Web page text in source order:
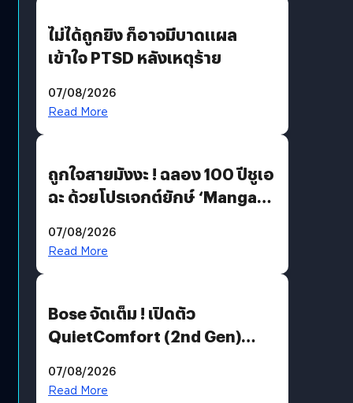
ไม่ได้ถูกยิง ก็อาจมีบาดแผล
เข้าใจ PTSD หลังเหตุร้าย
07/08/2026
Read More
ถูกใจสายมังงะ ! ฉลอง 100 ปีชูเอ
ฉะ ด้วยโปรเจกต์ยักษ์ ‘Manga
มีภาษาไทยด้วย
07/08/2026
Read More
Bose จัดเต็ม ! เปิดตัว
QuietComfort (2nd Gen)
07/08/2026
Read More